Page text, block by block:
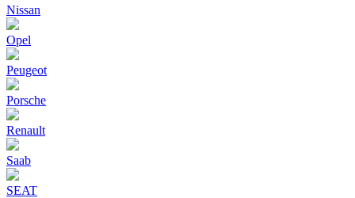
Nissan
Opel
Peugeot
Porsche
Renault
Saab
SEAT